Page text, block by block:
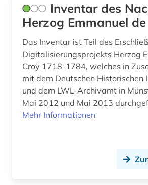
linguistik (1)
literatur (14)
literaturwissenschaft (20)
lorraine (1)
lothringen (3)
Inventar des
Herzog Emmanuel
Das Inventar ist Teil des
Digitalisierungsprojekts Herzog
Croÿ 1718-1784, welches in
mit dem Deutschen Historischen
und dem LWL-Archivamt in
Mai 2012 und Mai 2013
Mehr Informationen